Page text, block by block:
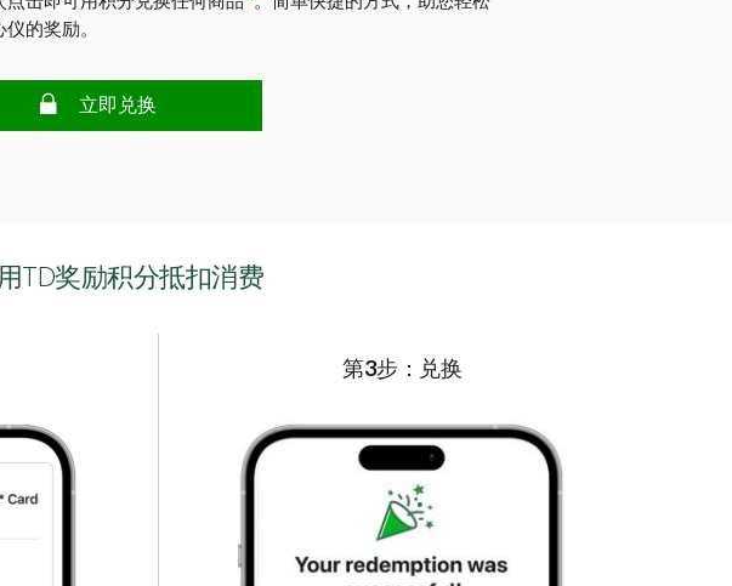
的奖励。
立即兑换
TD奖励积分抵扣消费
第3步：兑换